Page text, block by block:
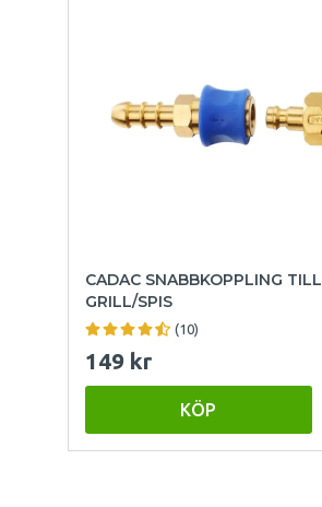
CADAC SNABBKOPPLING TILL
GRILL/SPIS
(10)
149 kr
KÖP